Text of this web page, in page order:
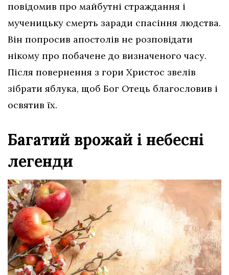
повідомив про майбутні страждання і
мученицьку смерть заради спасіння людства.
Він попросив апостолів не розповідати
нікому про побачене до визначеного часу.
Після повернення з гори Христос звелів
зібрати яблука, щоб Бог Отець благословив і
освятив їх.
Багатий врожай і небесні
легенди